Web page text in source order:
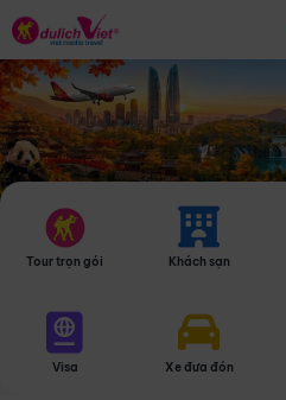
Tour trọn gói Khách sạn
Visa Xe đưa đón